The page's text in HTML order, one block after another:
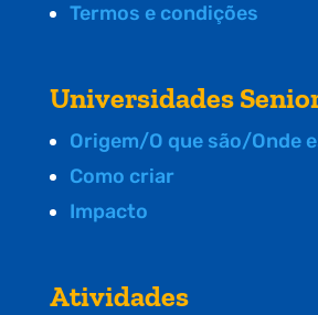
Termos e condições
Universidades
Origem/O que são/Onde
Como criar
Impacto
Atividades